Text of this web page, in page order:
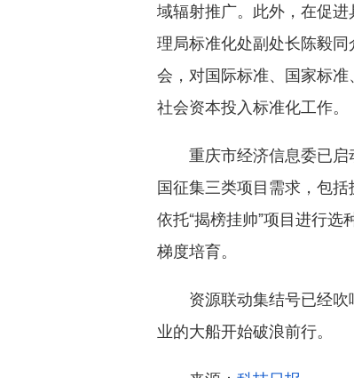
域辐射推广。此外，在促
理局标准化处副处长陈毅
会，对国际标准、国家标
社会资本投入标准化工作。
重庆市经济信息委已启
国征集三类项目需求，包
依托“揭榜挂帅”项目进行
梯度培育。
资源联动集结号已经
业的大船开始破浪前行。